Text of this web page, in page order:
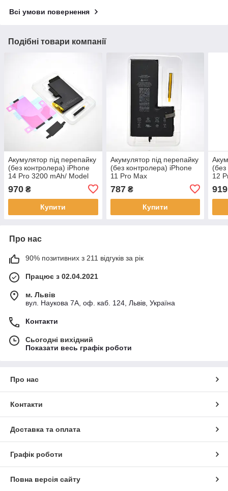
Всі умови повернення
Подібні товари компанії
Акумулятор під перепайку
(без контролера) iPhone
14 Pro 3200 mAh/ Model
970 ₴
Купити
Акумулятор під перепайку
(без контролера) iPhone
11 Pro Max
3969mAh/APN:616-00653
Original
787₴
Купити
12
919
Про нас
90% позитивних з 211 відгуків за рік
Працює з 02.04.2021
м. Львів
вул. Наукова 7А, оф. каб. 124, Львів, Україна
Контакти
Сьогодні вихідний
Показати весь графік роботи
Про нас
Контакти
Доставка та оплата
Графік роботи
Повна версія сайту